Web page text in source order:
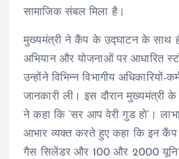
सामाजिक संबल मिला है।
मुख्यमंत्री ने कैंप के उद्घाटन के साथ
अभियान और योजनाओं पर आधारित
उन्होंने विभिन्न विभागीय अधिकारियों-
जानकारी ली। इस दौरान मुख्यमंत्री के
ने कहा कि ‘सर आप वेरी गुड हो‘।
आभार व्यक्त करते हुए कहा कि इन
गैस सिलेंडर और 100 और 2000